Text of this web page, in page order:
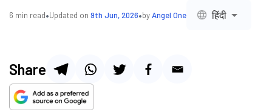
6 min read•Updated on 9th Jun, 2026•byAngel One हिंदी
Share